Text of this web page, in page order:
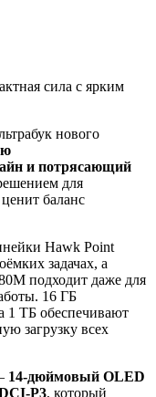
сила с ярким
нового
и потрясающий
для
баланс
Hawk Point
задачах, а
подходит даже для
16 ГБ
1 ТБ обеспечивают
загрузку всех
14-дюймовый OLED
P3, который